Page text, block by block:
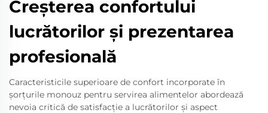
Creșterea confortului
lucrătorilor și prezentarea
profesională
Caracteristicile superioare de confort incorporate în
șorțurile monouz pentru servirea alimentelor abordează
nevoia critică de satisfacție a lucrătorilor și aspect